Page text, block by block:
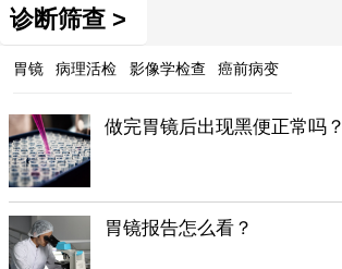
诊断筛查 >
胃镜 病理活检 影像学检查 癌前病变
做完胃镜后出现黑便正常吗？
胃镜报告怎么看？